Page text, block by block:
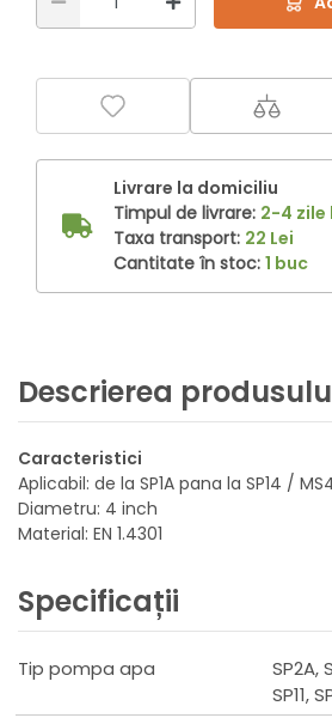
Livrare la domiciliu
Timpul de livrare: 2-4
Taxa transport: 22 Lei
Cantitate în stoc: 1 buc
Descrierea
Caracteristici
Aplicabil: de la SP1A pana la SP14 /
Diametru: 4 inch
Material: EN 1.4301
Specificații
Tip pompa apa
SP2A,
SP11,